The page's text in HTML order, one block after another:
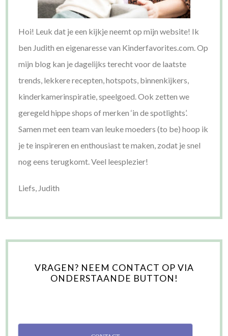
Hoi! Leuk dat je een kijkje neemt op mijn website! Ik
ben Judith en eigenaresse van Kinderfavorites.com. Op
mijn blog kan je dagelijks terecht voor de laatste
trends, lekkere recepten, hotspots, binnenkijkers,
kinderkamerinspiratie, speelgoed. Ook zetten we
geregeld hippe shops of merken ‘in de spotlights’.
Samen met een team van leuke moeders (to be) hoop ik
je te inspireren en enthousiast te maken, zodat je snel
nog eens terugkomt. Veel leesplezier!
Liefs, Judith
VRAGEN? NEEM CONTACT OP VIA
ONDERSTAANDE BUTTON!